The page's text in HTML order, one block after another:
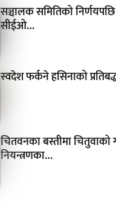
सञ्चालक समितिको
सीईओ…
स्वदेश फर्कने हसिनाको
चितवनका बस्तीमा चितुवाको
नियन्त्रणका…